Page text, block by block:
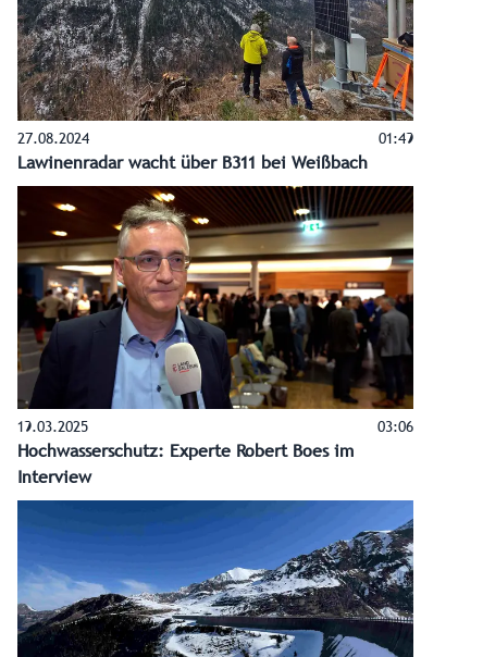
27.08.2024 01:49
Lawinenradar wacht über B311 bei Weißbach
19.03.2025 03:06
Hochwasserschutz: Experte Robert Boes im
Interview